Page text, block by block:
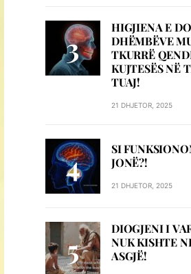
HIGJIENA E
DHËMBËVE
TKURRË
KUJTESËS NË
TUAJ!
21 DHJETOR, 2025
SI
JONË?!
21 DHJETOR, 2025
DIOGJENI I
NUK KISHTE
ASGJË!